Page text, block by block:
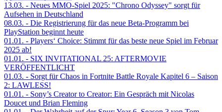
13.03. - Neues MMO-Spiel 2025: "Chrono Odyssey" sorgt für
Aufsehen in Deutschland
08.03. - Die Registrierung für das neue Beta-Programm bei
PlayStation beginnt heute
01.01. - Players‘ Choice: Stimmt für das beste neue Spiel im Februar
2025 ab!
01.01. - SIX INVITATIONAL 25: AFTERMOVIE
VERÖFFENTLICHT
01.03. - Sorgt für Chaos in Fortnite Battle Royale Kapitel 6 – Saison
2: LAWLESS!
01.01. - Sony’s Creator to Creator: Ein Gespräch mit Nicolas
Doucet und Brian Fleming